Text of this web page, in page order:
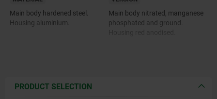
Main body hardened steel.
Housing aluminium.
Main body nitrated, manganese
phosphated and ground.
PRODUCT SELECTION